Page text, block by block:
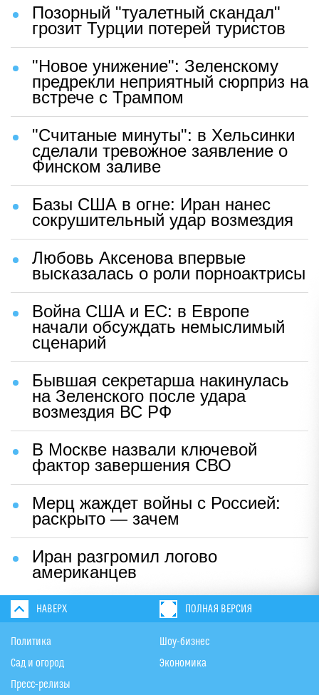
Позорный "туалетный скандал"
грозит Турции потерей туристов
"Новое унижение": Зеленскому
предрекли неприятный сюрприз на
встрече с Трампом
"Считаные минуты": в Хельсинки
сделали тревожное заявление о
Финском заливе
Базы США в огне: Иран нанес
сокрушительный удар возмездия
Любовь Аксенова впервые
высказалась о роли порноактрисы
Война США и ЕС: в Европе
начали обсуждать немыслимый
сценарий
Бывшая секретарша накинулась
на Зеленского после удара
возмездия ВС РФ
В Москве назвали ключевой
фактор завершения СВО
Мерц жаждет войны с Россией:
раскрыто — зачем
Иран разгромил логово
американцев
НАВЕРХ ПОЛНАЯ ВЕРСИЯ
Политика
Сад и огород
Пресс-релизы
Шоу-бизнес
Экономика